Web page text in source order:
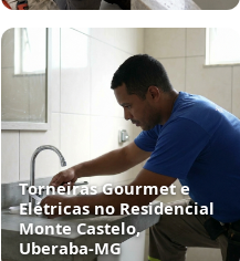
Torneiras Gourmet e
Elétricas no Residencial
Monte Castelo,
Uberaba‑MG